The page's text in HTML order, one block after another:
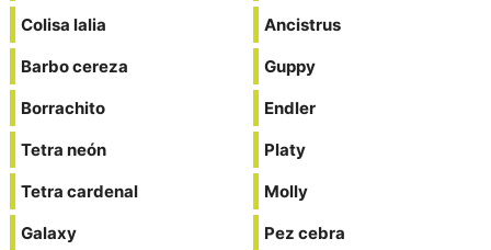
Colisa lalia
Barbo cereza
Borrachito
Tetra neón
Tetra cardenal
Galaxy
Ancistrus
Guppy
Endler
Platy
Molly
Pez cebra